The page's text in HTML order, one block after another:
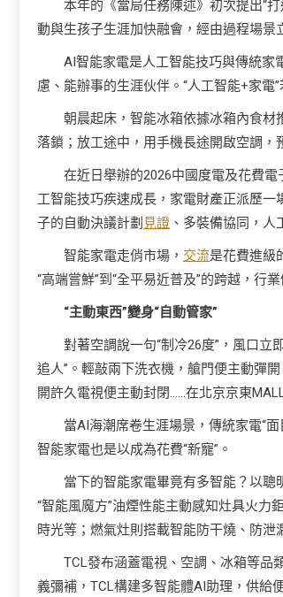
本年的《當局任務陳述》初次提出“
動與生孩子生涯加快融會，經由過程場景
AI智能家電是人工智能技巧與傳統家
慮、能辦事的生涯伙伴。“人工智能+家電
朝晨起床，智能冰箱依據冰箱內食
落鎖；放工途中，用手機長途開啟空調，
在近日舉辦的2026中國度電及花費
工智能技巧疾速成長，家電財產正派歷
子的自動決議計劃 見證 、多裝備協同，
智能家電走俏市場， 交流是花費進級
“高端嘗鮮”到“全平易近普及”的跨越，行
“主動東西”變身“自動管家”
對著空調說一句“制冷26度”，風口立
追人”。輕敲兩下洗衣機，艙門便主動彈
開許久電視便主動封閉……在北京京東
當AI海潮席卷生涯場景，傳統家電“
智能家電也是以成為花費“新寵”。
當下的智能家電畢竟有多智能？以
“智能風魔方”油煙性能主動感知灶具火力
時光等；燃氣灶則搭載智能防干燒、防泄
TCL發布涵蓋電視、空調、冰箱等品
義彌補，TCL構建多智能體AI助理，供給